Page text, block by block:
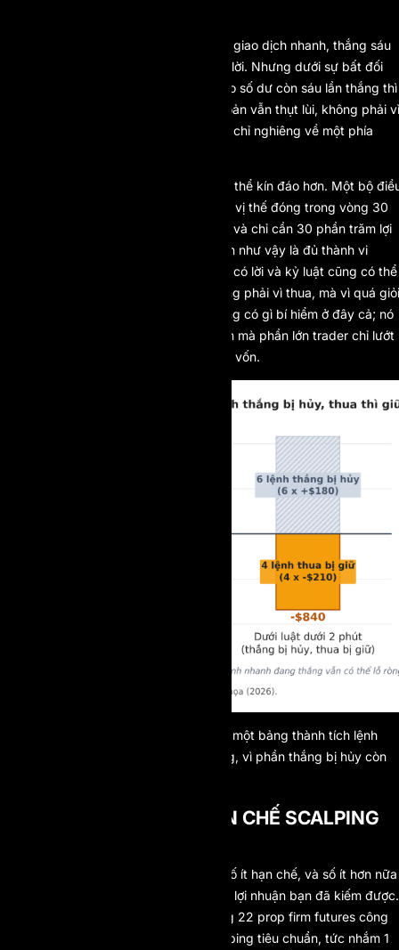
Hãy thử nhẩm con số. Bạn vào mười giao dịch nhanh, thắng sáu
thua bốn; theo lẽ thường, kết quả là lời. Nhưng dưới sự bất đối
xứng này, bốn lần thua trừ thẳng vào số dư còn sáu lần thắng thì
bốc hơi. Bạn giao dịch tốt mà tài khoản vẫn thụt lùi, không phải vì
thị trường quay lưng, mà vì luật chơi chỉ nghiêng về một phía
Cùng ý tưởng đó còn có những biến thể kín đáo hơn. Một bộ
khoản đặt ra luật “Quick-Strike”: mọi vị thế đóng trong vòng 30
giây kể từ lúc mở đều lọt tầm ngắm, và chỉ cần 30 phần trăm lợi
nhuận trở lên đến từ những giao dịch như vậy là đủ thành vi
phạm. Thế nên ngay cả một scalper có lời và kỷ luật cũng có thể
bước qua một lằn ranh vô hình, không phải vì thua, mà vì quá
quá nhanh, quá thường xuyên. Chẳng có gì bí hiểm ở đây cả; nó
nằm phơi bày ngay trong điều khoản mà phần lớn trader chỉ lướt
qua trên đường chạm tới con số cấp vốn.
Hình 2. Dưới một luật dưới-hai-phút, một bảng thành tích lệnh
nhanh đang thắng vẫn có thể lỗ ròng, vì phần thắng bị hủy còn
SÀN NÀO THỰC SỰ HẠN CHẾ SCALPING
Đa số nơi chấp nhận scalping; một số ít hạn chế, và số ít hơn nữa
hạn chế theo kiểu có thể lấy đi phần lợi nhuận bạn đã kiếm được.
Tính đến tháng 6 năm 2026, khoảng 22 prop firm futures công
khai cho phép scalping, và tick scalping tiêu chuẩn, tức nhắm 1